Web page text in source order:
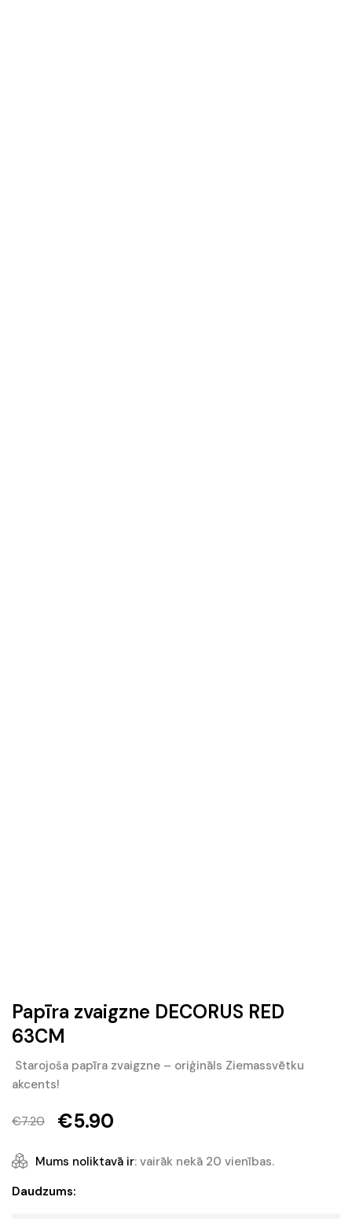
Papīra zvaigzne DECORUS RED
63CM
Starojoša papīra zvaigzne – oriģināls Ziemassvētku
akcents!
€7.20
Original
price
was:
€5.90
Current
price
is:
Mums noliktavā ir: vairāk nekā 20 vienības.
Papīra
Daudzums: